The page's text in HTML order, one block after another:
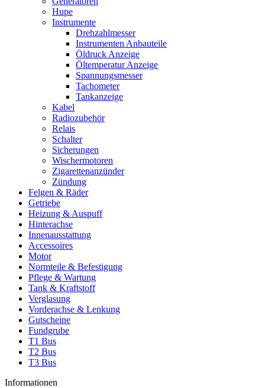
Hupe
Instrumente
Drehzahlmesser
Instrumenten Anbauteile
Öldruck Anzeige
Öltemperatur Anzeige
Spannungsmesser
Tachometer
Tankanzeige
Kabel
Radiozubehör
Relais
Schalter
Sicherungen
Wischermotoren
Zigarettenanzünder
Zündung
Felgen & Räder
Getriebe
Heizung & Auspuff
Hinterachse
Innenausstattung
Accessoires
Motor
Normteile & Befestigung
Pflege & Wartung
Tank & Kraftstoff
Verglasung
Vorderachse & Lenkung
Gutscheine
Fundgrube
T1 Bus
T2 Bus
T3 Bus
Informationen